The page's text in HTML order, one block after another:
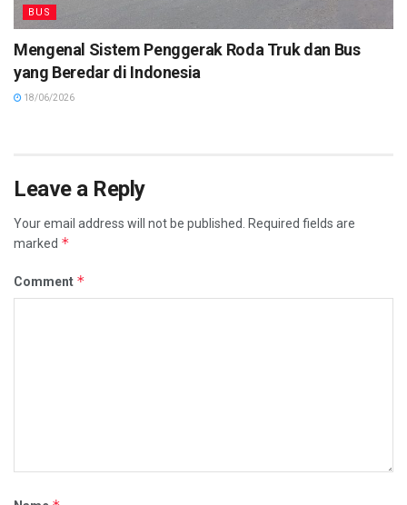
BUS
Mengenal Sistem Penggerak Roda Truk dan Bus
yang Beredar di Indonesia
18/06/2026
Leave a Reply
Your email address will not be published. Required fields are
marked *
Comment *